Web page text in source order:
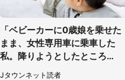
「ベビーカーに0歳娘を乗せた
まま、女性専用車に乗車した
私。降りようとしたところ
で...」（大阪府・30代女性）
Jタウンネット読者